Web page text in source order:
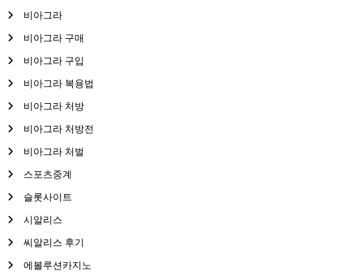
비아그라
비아그라 구매
비아그라 구입
비아그라 복용법
비아그라 처방
비아그라 처방전
비아그라 처벌
스포츠중계
슬롯사이트
시알리스
씨알리스 후기
에볼루션카지노